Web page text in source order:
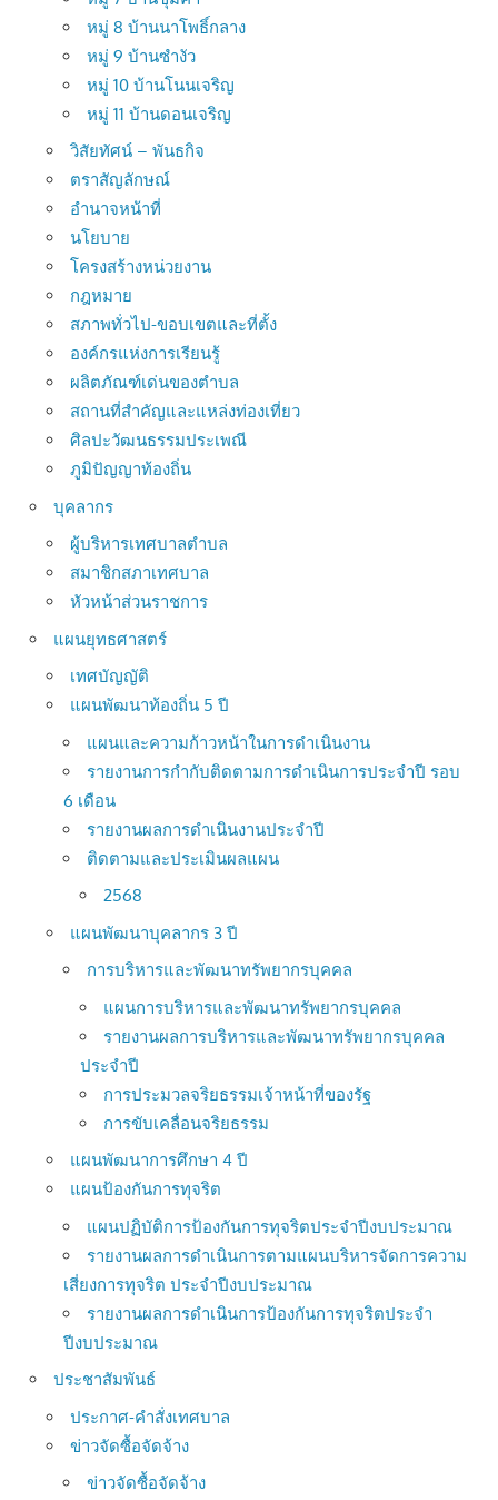
หมู่ 8 บ้านนาโพธิ์กลาง
หมู่ 9 บ้านซำงัว
หมู่ 10 บ้านโนนเจริญ
หมู่ 11 บ้านดอนเจริญ
วิสัยทัศน์ – พันธกิจ
ตราสัญลักษณ์
อำนาจหน้าที่
นโยบาย
โครงสร้างหน่วยงาน
กฎหมาย
สภาพทั่วไป-ขอบเขตและที่ตั้ง
องค์กรแห่งการเรียนรู้
ผลิตภัณฑ์เด่นของตำบล
สถานที่สำคัญและแหล่งท่องเที่ยว
ศิลปะวัฒนธรรมประเพณี
ภูมิปัญญาท้องถิ่น
บุคลากร
ผู้บริหารเทศบาลตำบล
สมาชิกสภาเทศบาล
หัวหน้าส่วนราชการ
แผนยุทธศาสตร์
เทศบัญญัติ
แผนพัฒนาท้องถิ่น 5 ปี
แผนและความก้าวหน้าในการดำเนินงาน
รายงานการกำกับติดตามการดำเนินการประจำปี รอบ
6 เดือน
รายงานผลการดำเนินงานประจำปี
ติดตามและประเมินผลแผน
2568
แผนพัฒนาบุคลากร 3 ปี
การบริหารและพัฒนาทรัพยากรบุคคล
แผนการบริหารและพัฒนาทรัพยากรบุคคล
รายงานผลการบริหารและพัฒนาทรัพยากรบุคคล
ประจำปี
การประมวลจริยธรรมเจ้าหน้าที่ของรัฐ
การขับเคลื่อนจริยธรรม
แผนพัฒนาการศึกษา 4 ปี
แผนป้องกันการทุจริต
แผนปฏิบัติการป้องกันการทุจริตประจำปีงบประมาณ
รายงานผลการดำเนินการตามแผนบริหารจัดการความ
เสี่ยงการทุจริต ประจำปีงบประมาณ
รายงานผลการดำเนินการป้องกันการทุจริตประจำ
ปีงบประมาณ
ประชาสัมพันธ์
ประกาศ-คำสั่งเทศบาล
ข่าวจัดซื้อจัดจ้าง
ข่าวจัดซื้อจัดจ้าง